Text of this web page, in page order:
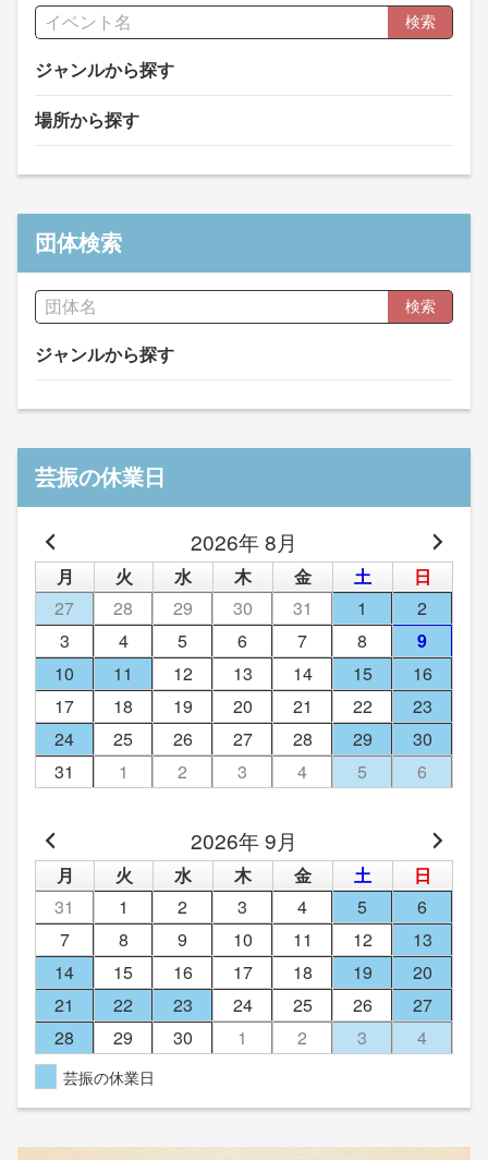
検索
ジャンルから探す
場所から探す
団体検索
検索
ジャンルから探す
芸振の休業日
2026年 8月
月 火 水 木 金 土
日
27
28 29 30 31 1
2
3
4 5 6 7 8
9
10
11 12 13 14 15
16
17
18 19 20 21 22
23
24
25 26 27 28 29
30
31
1 2 3 4 5 6
2026年 9月
月 火 水 木 金 土
日
31
1 2 3 4 5
6
7
8 9 10 11 12
13
14
15 16 17 18 19
20
21
22 23 24 25 26
27
28
29 30 1 2 3 4
芸振の休業日